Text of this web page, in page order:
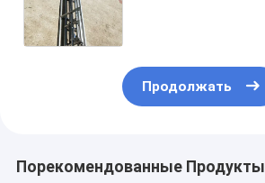
Продолжать
Порекомендованные Продукты